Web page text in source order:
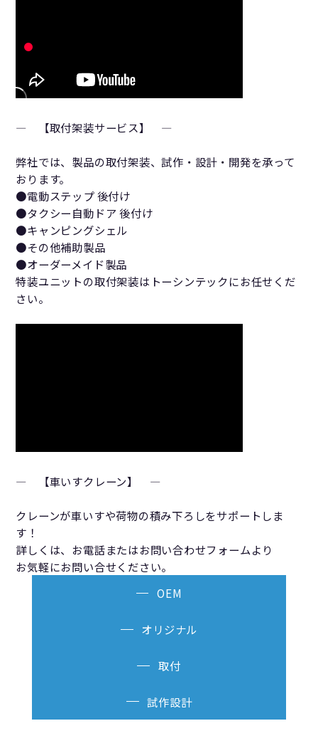
― 【取付架装サービス】 ―
弊社では、製品の取付架装、試作・設計・開発を承って
おります。
●電動ステップ 後付け
●タクシー自動ドア 後付け
●キャンピングシェル
●その他補助製品
●オーダーメイド製品
特装ユニットの取付架装はトーシンテックにお任せくだ
さい。
― 【車いすクレーン】 ―
クレーンが車いすや荷物の積み下ろしをサポートしま
す！
詳しくは、お電話またはお問い合わせフォームより
お気軽にお問い合せください。
OEM
オリジナル
取付
試作設計